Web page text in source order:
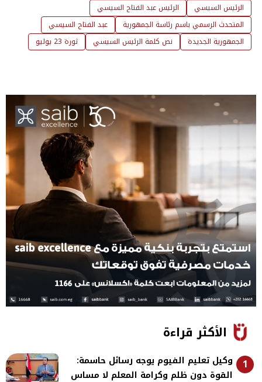
الرئيس السيسي
الرئيس عبد الفتاح السيسي
المتحدث الرسمي باسم رئاسة الجمهورية
عبد الفتاح السيسي
الجمهورية الجديدة
نص كلمة الرئيس السيسي ثورة 23 يوليو
الأكثر قراءة
1
وكيل تعليم الفيوم يوجه رسائل حاسمة:
القوة دون ظلم وكرامة المعلم لا مساس